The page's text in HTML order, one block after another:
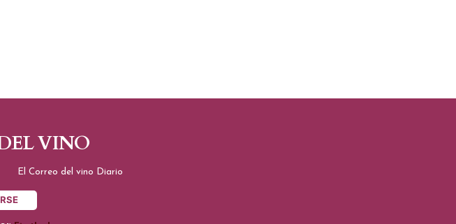
VINO
El Correo del vino Diario